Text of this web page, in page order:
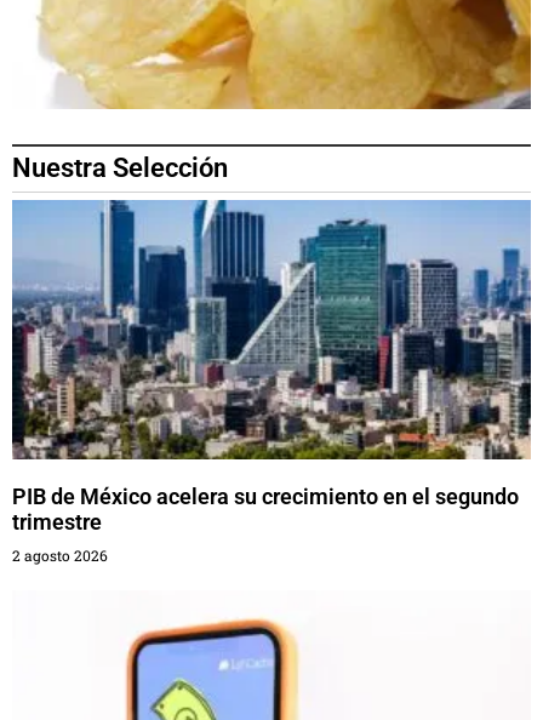
Nuestra Selección
PIB de México acelera su crecimiento en el segundo
trimestre
2 agosto 2026